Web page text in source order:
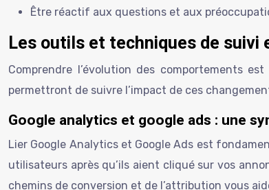
Être réactif aux questions et aux
Les outils et techniques de suivi
Comprendre l’évolution des comportements
permettront de suivre l’impact de ces
Google analytics et google ads : une
Lier Google Analytics et Google Ads est
utilisateurs après qu’ils aient cliqué sur vos
chemins de conversion et de l’attribution vous